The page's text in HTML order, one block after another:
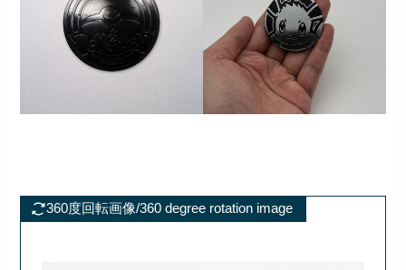
360度回転画像/360 degree rotation image